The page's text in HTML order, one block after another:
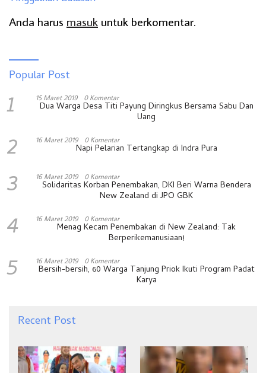
Anda harus masuk untuk berkomentar.
Popular Post
1 15 Maret 2019 0 Komentar
Dua Warga Desa Titi Payung Diringkus Bersama Sabu Dan
Uang
2 16 Maret 2019 0 Komentar
Napi Pelarian Tertangkap di Indra Pura
3 16 Maret 2019 0 Komentar
Solidaritas Korban Penembakan, DKI Beri Warna Bendera
New Zealand di JPO GBK
4 16 Maret 2019 0 Komentar
Menag Kecam Penembakan di New Zealand: Tak
Berperikemanusiaan!
5 16 Maret 2019 0 Komentar
Bersih-bersih, 60 Warga Tanjung Priok Ikuti Program Padat
Karya
Recent Post